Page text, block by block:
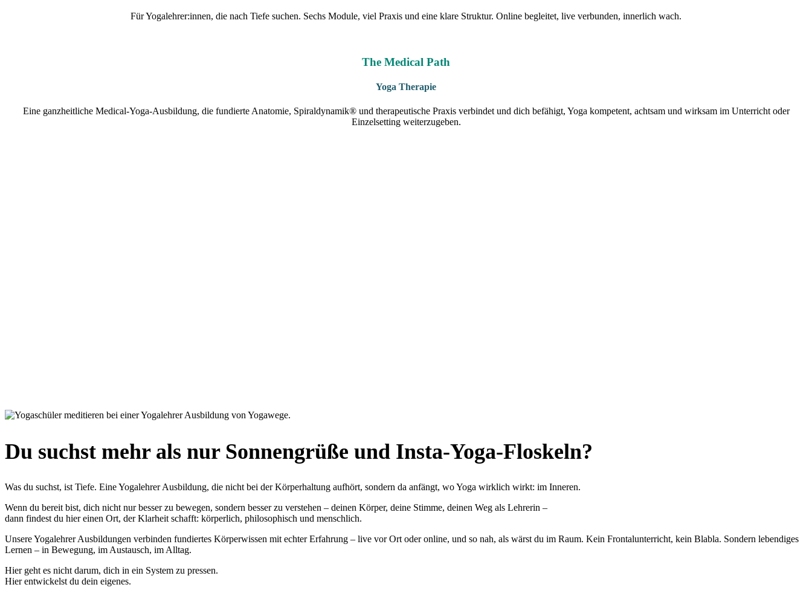
Für Yogalehrer:innen, die nach Tiefe suchen. Sechs Module, viel Praxis und eine klare Struktur. Online begleitet, live verbunden, innerlich wach.
The Medical Path
Yoga Therapie
Eine ganzheitliche Medical-Yoga-Ausbildung, die fundierte Anatomie, Spiraldynamik® und therapeutische Praxis verbindet und dich befähigt, Yoga kompetent, achtsam und wirksam im Unterricht oder
Einzelsetting weiterzugeben.
Du suchst mehr als nur Sonnengrüße und Insta-Yoga-Floskeln?
Was du suchst, ist Tiefe. Eine Yogalehrer Ausbildung, die nicht bei der Körperhaltung aufhört, sondern da anfängt, wo Yoga wirklich wirkt: im Inneren.
Wenn du bereit bist, dich nicht nur besser zu bewegen, sondern besser zu verstehen – deinen Körper, deine Stimme, deinen Weg als Lehrerin –
dann findest du hier einen Ort, der Klarheit schafft: körperlich, philosophisch und menschlich.
Unsere Yogalehrer Ausbildungen verbinden fundiertes Körperwissen mit echter Erfahrung – live vor Ort oder online, und so nah, als wärst du im Raum. Kein Frontalunterricht, kein Blabla. Sondern lebendiges
Lernen – in Bewegung, im Austausch, im Alltag.
Hier geht es nicht darum, dich in ein System zu pressen.
Hier entwickelst du dein eigenes.